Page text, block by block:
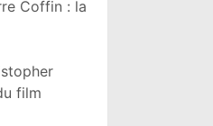
Coffin : la
film